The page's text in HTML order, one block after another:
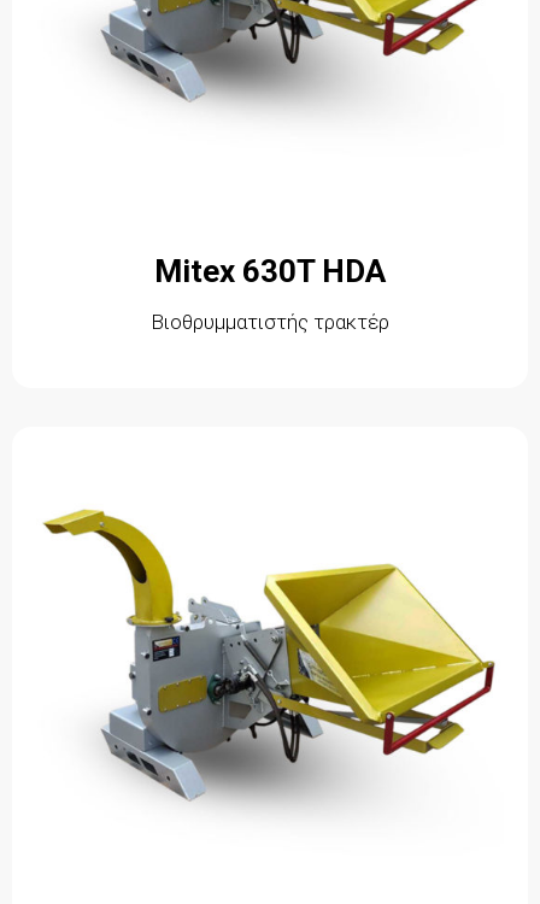
Mitex 630T HDA
Βιοθρυμματιστής τρακτέρ